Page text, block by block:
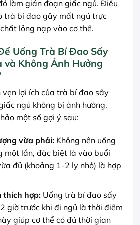
làm gián đoạn giấc ngủ. Điều
trà bí đao gây mất ngủ trực
lỏng nạp vào cơ thể.
Uống Trà Bí Đao Sấy
và Không Ảnh Hưởng
lợi ích của trà bí đao sấy
ngủ không bị ảnh hưởng,
một số gợi ý sau:
vừa phải:Không nên uống
một lần, đặc biệt là vào buổi
đủ (khoảng 1-2 ly nhỏ) là hợp
thích hợp:Uống trà bí đao sấy
giờ trước khi đi ngủ là thời điểm
giúp cơ thể có đủ thời gian